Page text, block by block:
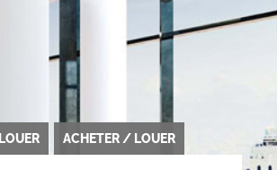
LOUER ACHETER / LOUER